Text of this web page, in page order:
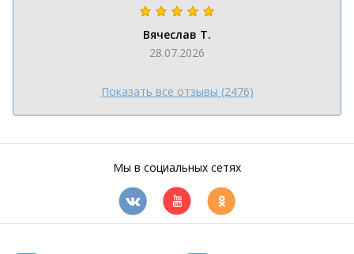
Вячеслав Т.
28.07.2026
Показать все отзывы (2476)
Мы в социальных сетях